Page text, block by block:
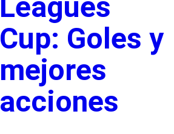
Cup: Goles y
mejores
acciones